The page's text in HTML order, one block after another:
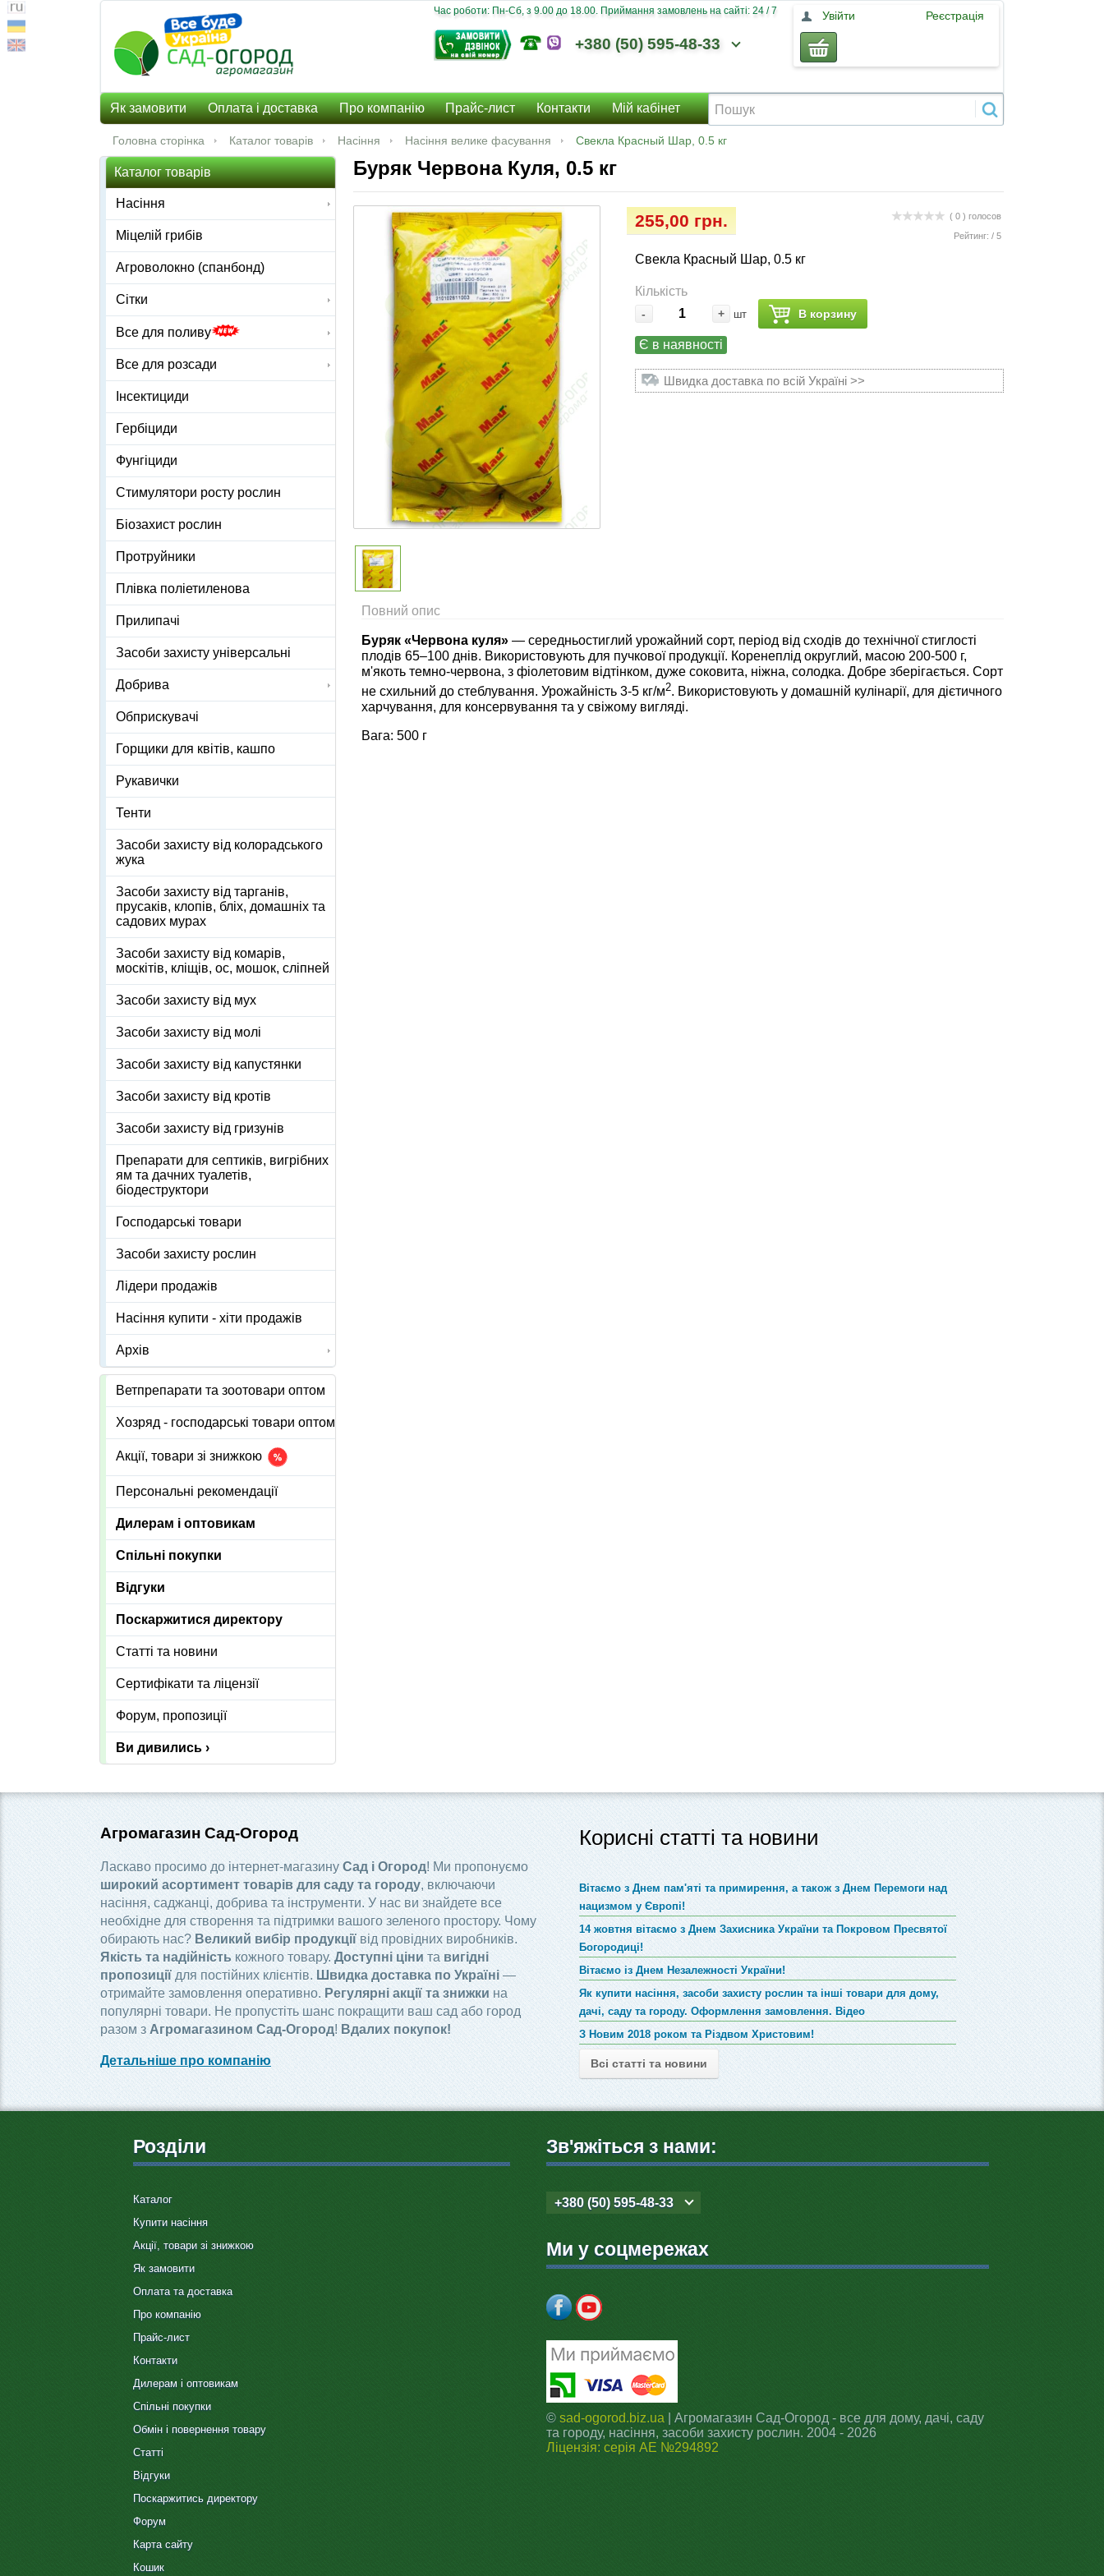
Час роботи: Пн-Сб, з 9.00 до 18.00. Приймання замовлень на сайті: 24 / 7
+380 (50) 595-48-33
Увійти Реєстрація
Як замовити Оплата і доставка Про компанію Прайс-лист Контакти Мій кабінет
Головна сторінка Каталог товарів Насіння Насіння велике фасування Свекла Красный Шар, 0.5 кг
Буряк Червона Куля, 0.5 кг
( 0 ) голосов
Рейтинг: / 5
255,00 грн.
Свекла Красный Шар, 0.5 кг
Кількість
- + шт В корзину
Є в наявності
Швидка доставка по всій Україні >>
Повний опис
Буряк «Червона куля» — середньостиглий урожайний сорт, період від сходів до технічної стиглості
плодів 65–100 днів. Використовують для пучкової продукції. Коренеплід округлий, масою 200-500 г,
м'якоть темно-червона, з фіолетовим відтінком, дуже соковита, ніжна, солодка. Добре зберігається. Сорт
не схильний до стеблування. Урожайність 3-5 кг/м2. Використовують у домашній кулінарії, для дієтичного
харчування, для консервування та у свіжому вигляді.
Вага: 500 г
Каталог товарів
Насіння
Міцелій грибів
Агроволокно (спанбонд)
Сітки
Все для поливу
Все для розсади
Інсектициди
Гербіциди
Фунгіциди
Стимулятори росту рослин
Біозахист рослин
Протруйники
Плівка поліетиленова
Прилипачі
Засоби захисту універсальні
Добрива
Обприскувачі
Горщики для квітів, кашпо
Рукавички
Тенти
Засоби захисту від колорадського
жука
Засоби захисту від тарганів,
прусаків, клопів, бліх, домашніх та
садових мурах
Засоби захисту від комарів,
москітів, кліщів, ос, мошок, сліпней
Засоби захисту від мух
Засоби захисту від молі
Засоби захисту від капустянки
Засоби захисту від кротів
Засоби захисту від гризунів
Препарати для септиків, вигрібних
ям та дачних туалетів,
біодеструктори
Господарські товари
Засоби захисту рослин
Лідери продажів
Насіння купити - хіти продажів
Архів
Ветпрепарати та зоотовари оптом
Хозряд - господарські товари оптом
Акції, товари зі знижкою
Персональні рекомендації
Дилерам і оптовикам
Спільні покупки
Відгуки
Поскаржитися директору
Статті та новини
Сертифікати та ліцензії
Форум, пропозиції
Ви дивились ›
Агромагазин Сад-Огород
Ласкаво просимо до інтернет-магазину Сад і Огород! Ми пропонуємо
широкий асортимент товарів для саду та городу, включаючи
насіння, саджанці, добрива та інструменти. У нас ви знайдете все
необхідне для створення та підтримки вашого зеленого простору. Чому
обирають нас? Великий вибір продукції від провідних виробників.
Якість та надійність кожного товару.Доступні ціни та вигідні
пропозиціїдля постійних клієнтів. Швидка доставка по Україні—
отримайте замовлення оперативно. Регулярні акції та знижки на
популярні товари. Не пропустіть шанс покращити ваш сад або город
разом зАгромагазином Сад-Огород! Вдалих покупок!
Детальніше про компанію
Корисні статті та новини
Вітаємо з Днем пам'яті та примирення, а також з Днем Перемоги над
нацизмом у Європі!
14 жовтня вітаємо з Днем Захисника України та Покровом Пресвятої
Богородиці!
Вітаємо із Днем Незалежності України!
Як купити насіння, засоби захисту рослин та інші товари для дому,
дачі, саду та городу. Оформлення замовлення. Відео
З Новим 2018 роком та Різдвом Христовим!
Всі статті та новини
Розділи
Каталог
Купити насіння
Акції, товари зі знижкою
Як замовити
Оплата та доставка
Про компанію
Прайс-лист
Контакти
Дилерам і оптовикам
Спільні покупки
Обмін і повернення товару
Статті
Відгуки
Поскаржитись директору
Форум
Карта сайту
Кошик
Зв'яжіться з нами:
+380 (50) 595-48-33
Ми у соцмережах
© sad-ogorod.biz.ua | Агромагазин Сад-Огород - все для дому, дачі, саду
та городу, насіння, засоби захисту рослин. 2004 - 2026
Ліцензія: серія АЕ №294892